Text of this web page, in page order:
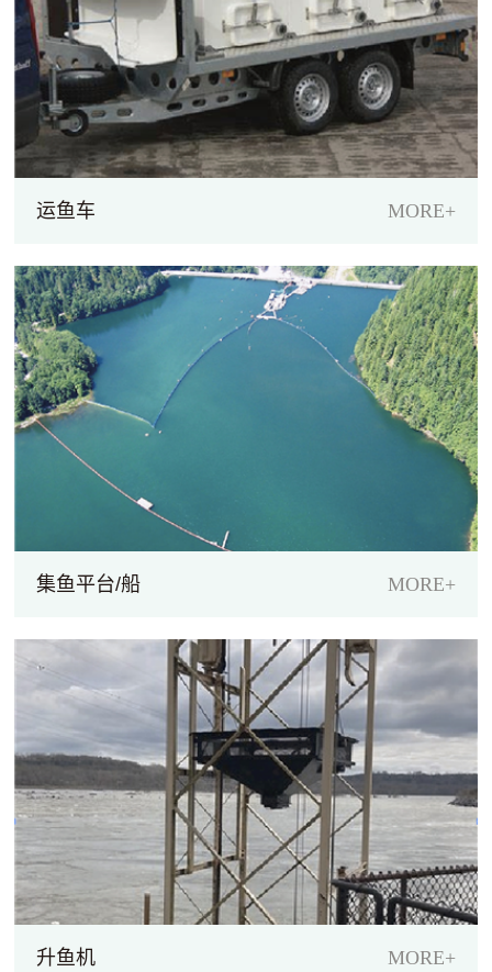
运鱼车 MORE+
集鱼平台/船 MORE+
升鱼机 MORE+